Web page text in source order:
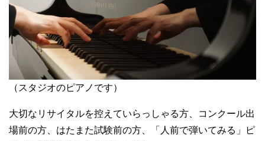
（スタジオのピアノです）
大切なリサイタルを控えていらっしゃる方、コンクール出
場前の方、はたまた試験前の方、「人前で弾いてみる」ピ